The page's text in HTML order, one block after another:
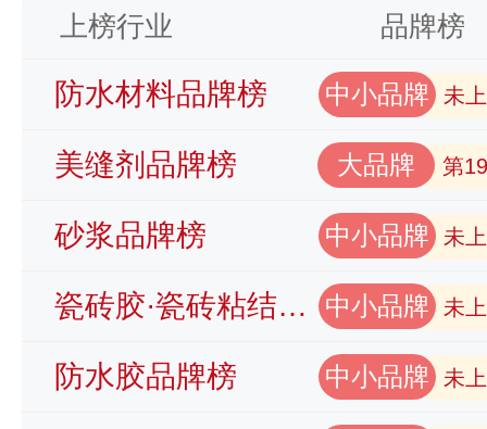
上榜行业 品牌榜
防水材料品牌榜 中小品牌 未
美缝剂品牌榜 大品牌 第
砂浆品牌榜 中小品牌 未
瓷砖胶·瓷砖粘结剂品牌榜 中小品牌 未
防水胶品牌榜 中小品牌 未